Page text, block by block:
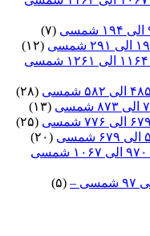
(۷)
(۱۲)
(۲۸)
(۱۳)
(۲۵)
(۲۰)
(۵)